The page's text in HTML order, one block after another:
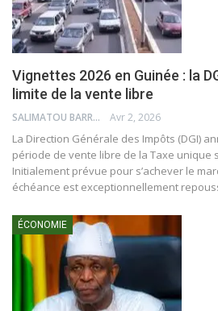
Vignettes 2026 en Guinée : la
limite de la vente libre
SALIMATOU BARRY Avr 2, 2026
La Direction Générale des Impôts (DGI)
période de vente libre de la Taxe unique
Initialement prévue pour s’achever le
échéance est exceptionnellement
ÉCONOMIE